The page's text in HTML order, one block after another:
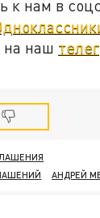
к нам в
на наш
АНДРЕЙ